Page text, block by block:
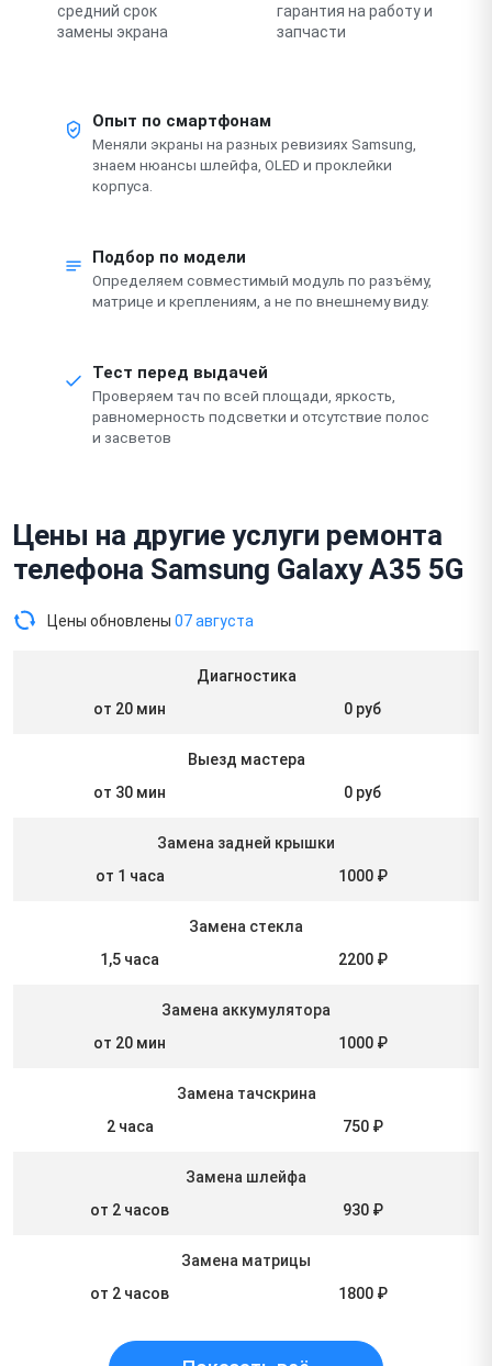
средний срок
замены экрана
гарантия на работу и
запчасти
Опыт по смартфонам
Меняли экраны на разных ревизиях Samsung,
знаем нюансы шлейфа, OLED и проклейки
корпуса.
Подбор по модели
Определяем совместимый модуль по разъёму,
матрице и креплениям, а не по внешнему виду.
Тест перед выдачей
Проверяем тач по всей площади, яркость,
равномерность подсветки и отсутствие полос
и засветов
Цены на другие услуги ремонта
телефона Samsung Galaxy A35 5G
Цены обновлены 07 августа
Диагностика
от 20 мин
0 руб
Выезд мастера
от 30 мин
0 руб
Замена задней крышки
от 1 часа
1000 ₽
Замена стекла
1,5 часа
2200 ₽
Замена аккумулятора
от 20 мин
1000 ₽
Замена тачскрина
2 часа
750 ₽
Замена шлейфа
от 2 часов
930 ₽
Замена матрицы
от 2 часов
1800 ₽